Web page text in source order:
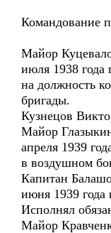
Командование
Майор
июля 1938 года
на должность
бригады.
Кузнецов
Майор
апреля 1939
в воздушном
Капитан
июня 1939 года
Исполнял
Майор